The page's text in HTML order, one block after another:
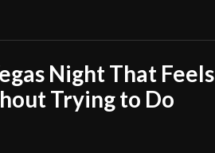
Night That Feels
Trying to Do